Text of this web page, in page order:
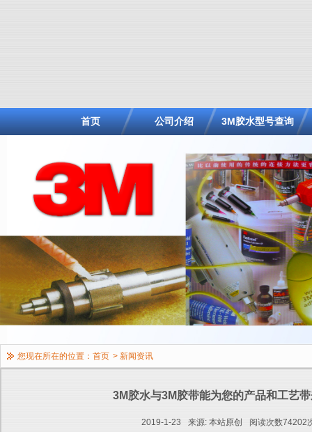
首页 公司介绍 3M胶水型号查询
您现在所在的位置： 首页 > 新闻资讯
3M胶水与3M胶带能为您的产品和工艺
2019-1-23 来源: 本站原创 阅读次数74202